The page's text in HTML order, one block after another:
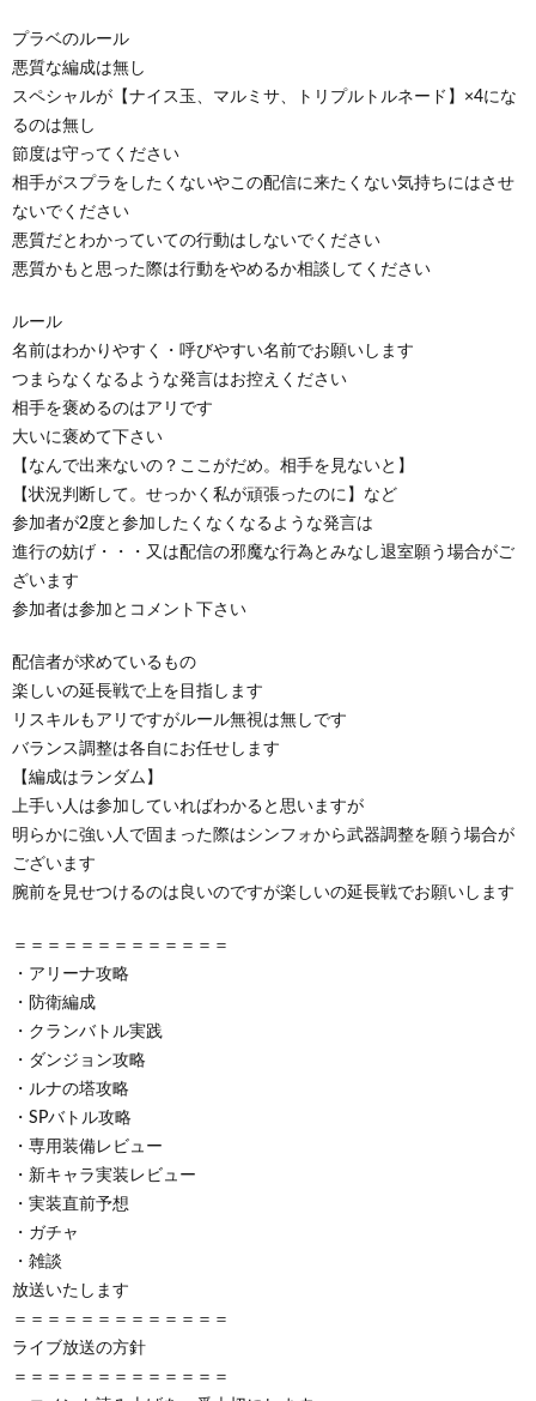
プラベのルール
悪質な編成は無し
スペシャルが【ナイス玉、マルミサ、トリプルトルネード】×4にな
るのは無し
節度は守ってください
相手がスプラをしたくないやこの配信に来たくない気持ちにはさせ
ないでください
悪質だとわかっていての行動はしないでください
悪質かもと思った際は行動をやめるか相談してください
ルール
名前はわかりやすく・呼びやすい名前でお願いします
つまらなくなるような発言はお控えください
相手を褒めるのはアリです
大いに褒めて下さい
【なんで出来ないの？ここがだめ。相手を見ないと】
【状況判断して。せっかく私が頑張ったのに】など
参加者が2度と参加したくなくなるような発言は
進行の妨げ・・・又は配信の邪魔な行為とみなし退室願う場合がご
ざいます
参加者は参加とコメント下さい
配信者が求めているもの
楽しいの延長戦で上を目指します
リスキルもアリですがルール無視は無しです
バランス調整は各自にお任せします
【編成はランダム】
上手い人は参加していればわかると思いますが
明らかに強い人で固まった際はシンフォから武器調整を願う場合が
ございます
腕前を見せつけるのは良いのですが楽しいの延長戦でお願いします
＝＝＝＝＝＝＝＝＝＝＝＝＝
・アリーナ攻略
・防衛編成
・クランバトル実践
・ダンジョン攻略
・ルナの塔攻略
・SPバトル攻略
・専用装備レビュー
・新キャラ実装レビュー
・実装直前予想
・ガチャ
・雑談
放送いたします
＝＝＝＝＝＝＝＝＝＝＝＝＝
ライブ放送の方針
＝＝＝＝＝＝＝＝＝＝＝＝＝